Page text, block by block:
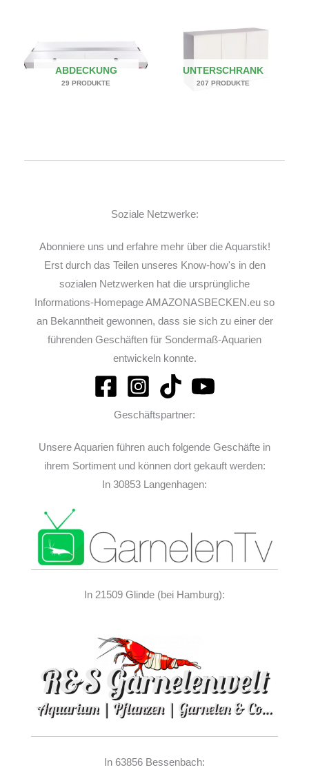
ABDECKUNG
29 PRODUKTE
UNTERSCHRANK
207 PRODUKTE
Soziale Netzwerke:
Abonniere uns und erfahre mehr über die Aquarstik!
Erst durch das Teilen unseres Know-how's in den
sozialen Netzwerken hat die ursprüngliche
Informations-Homepage AMAZONASBECKEN.eu so
an Bekanntheit gewonnen, dass sie sich zu einer der
führenden Geschäften für Sondermaß-Aquarien
entwickeln konnte.
Geschäftspartner:
Unsere Aquarien führen auch folgende Geschäfte in
ihrem Sortiment und können dort gekauft werden:
In 30853 Langenhagen:
In 21509 Glinde (bei Hamburg):
In 63856 Bessenbach: